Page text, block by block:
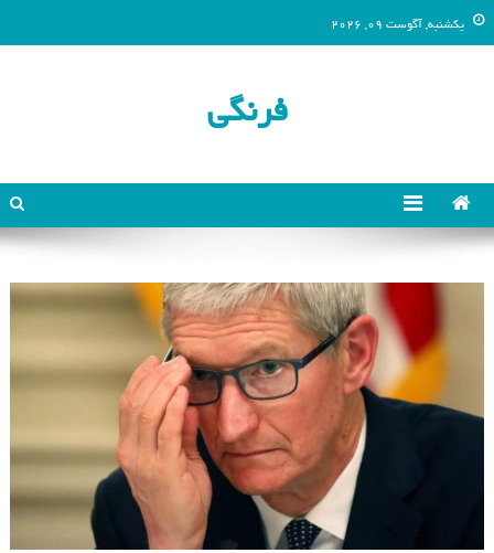
یکشنبه, آگوست 09, 2026
فرنگی